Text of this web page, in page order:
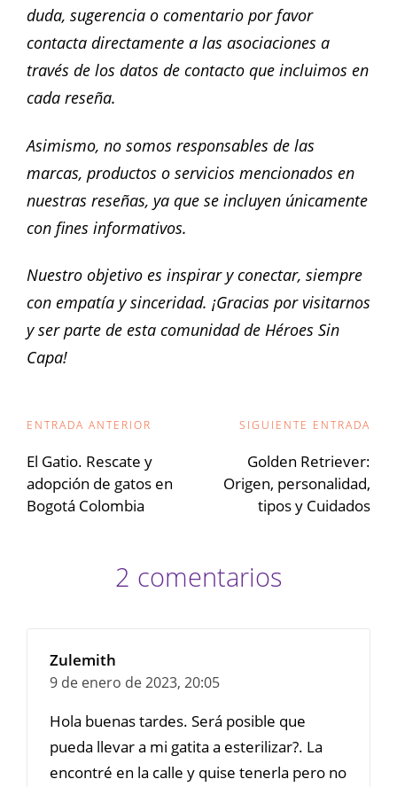
duda, sugerencia o comentario por favor
contacta directamente a las asociaciones a
través de los datos de contacto que incluimos en
cada reseña.
Asimismo, no somos responsables de las
marcas, productos o servicios mencionados en
nuestras reseñas, ya que se incluyen únicamente
con fines informativos.
Nuestro objetivo es inspirar y conectar, siempre
con empatía y sinceridad. ¡Gracias por visitarnos
y ser parte de esta comunidad de Héroes Sin
Capa!
Navegación
de
entradas
ENTRADA ANTERIOR
El Gatio. Rescate y
adopción de gatos en
Bogotá Colombia
SIGUIENTE ENTRADA
Golden Retriever:
Origen, personalidad,
tipos y Cuidados
2 comentarios
Zulemith
9 de enero de 2023, 20:05
Hola buenas tardes. Será posible que
pueda llevar a mi gatita a esterilizar?. La
encontré en la calle y quise tenerla pero no